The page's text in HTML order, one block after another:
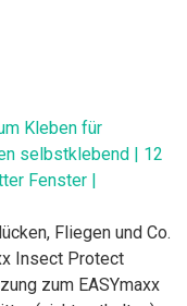
Kleben für
selbstklebend | 12
Fenster |
Fliegen und Co.
Insect Protect
zum EASYmaxx